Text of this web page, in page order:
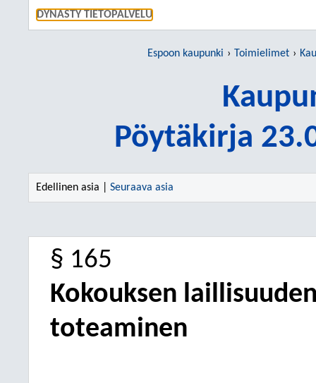
DYNASTY TIETOPALVELU
Espoon kaupunki Toimielimet
Pöytäkirja
Edellinen asia | Seuraava asia
§ 165
Kokouksen
toteaminen